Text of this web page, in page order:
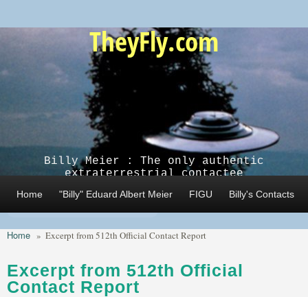
TheyFly.com
Billy Meier : The only authentic
extraterrestrial contactee
Home "Billy" Eduard Albert Meier FIGU Billy's Contacts
Home » Excerpt from 512th Official Contact Report
Excerpt from 512th Official
Contact Report